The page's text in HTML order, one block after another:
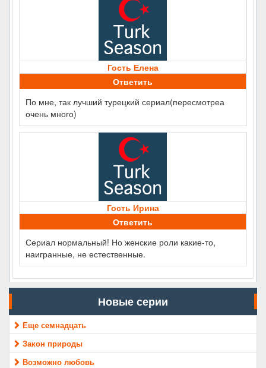
Гость Елена
Ответить
По мне, так лучший турецкий сериал(пересмотреа
очень много)
Гость Ирина
Ответить
Сериал нормальный! Но женские роли какие-то,
наигранные, не естественные.
Новые серии
Еще семнадцать
Закон природы
Возможно любовь